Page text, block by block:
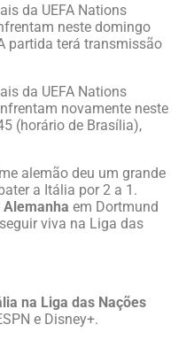
da UEFA Nations
neste domingo
partida terá transmissão
da UEFA Nations
novamente neste
(horário de Brasília),
alemão deu um grande
a Itália por 2 a 1.
em Dortmund
viva na Liga das
na Liga das Nações
e Disney+.